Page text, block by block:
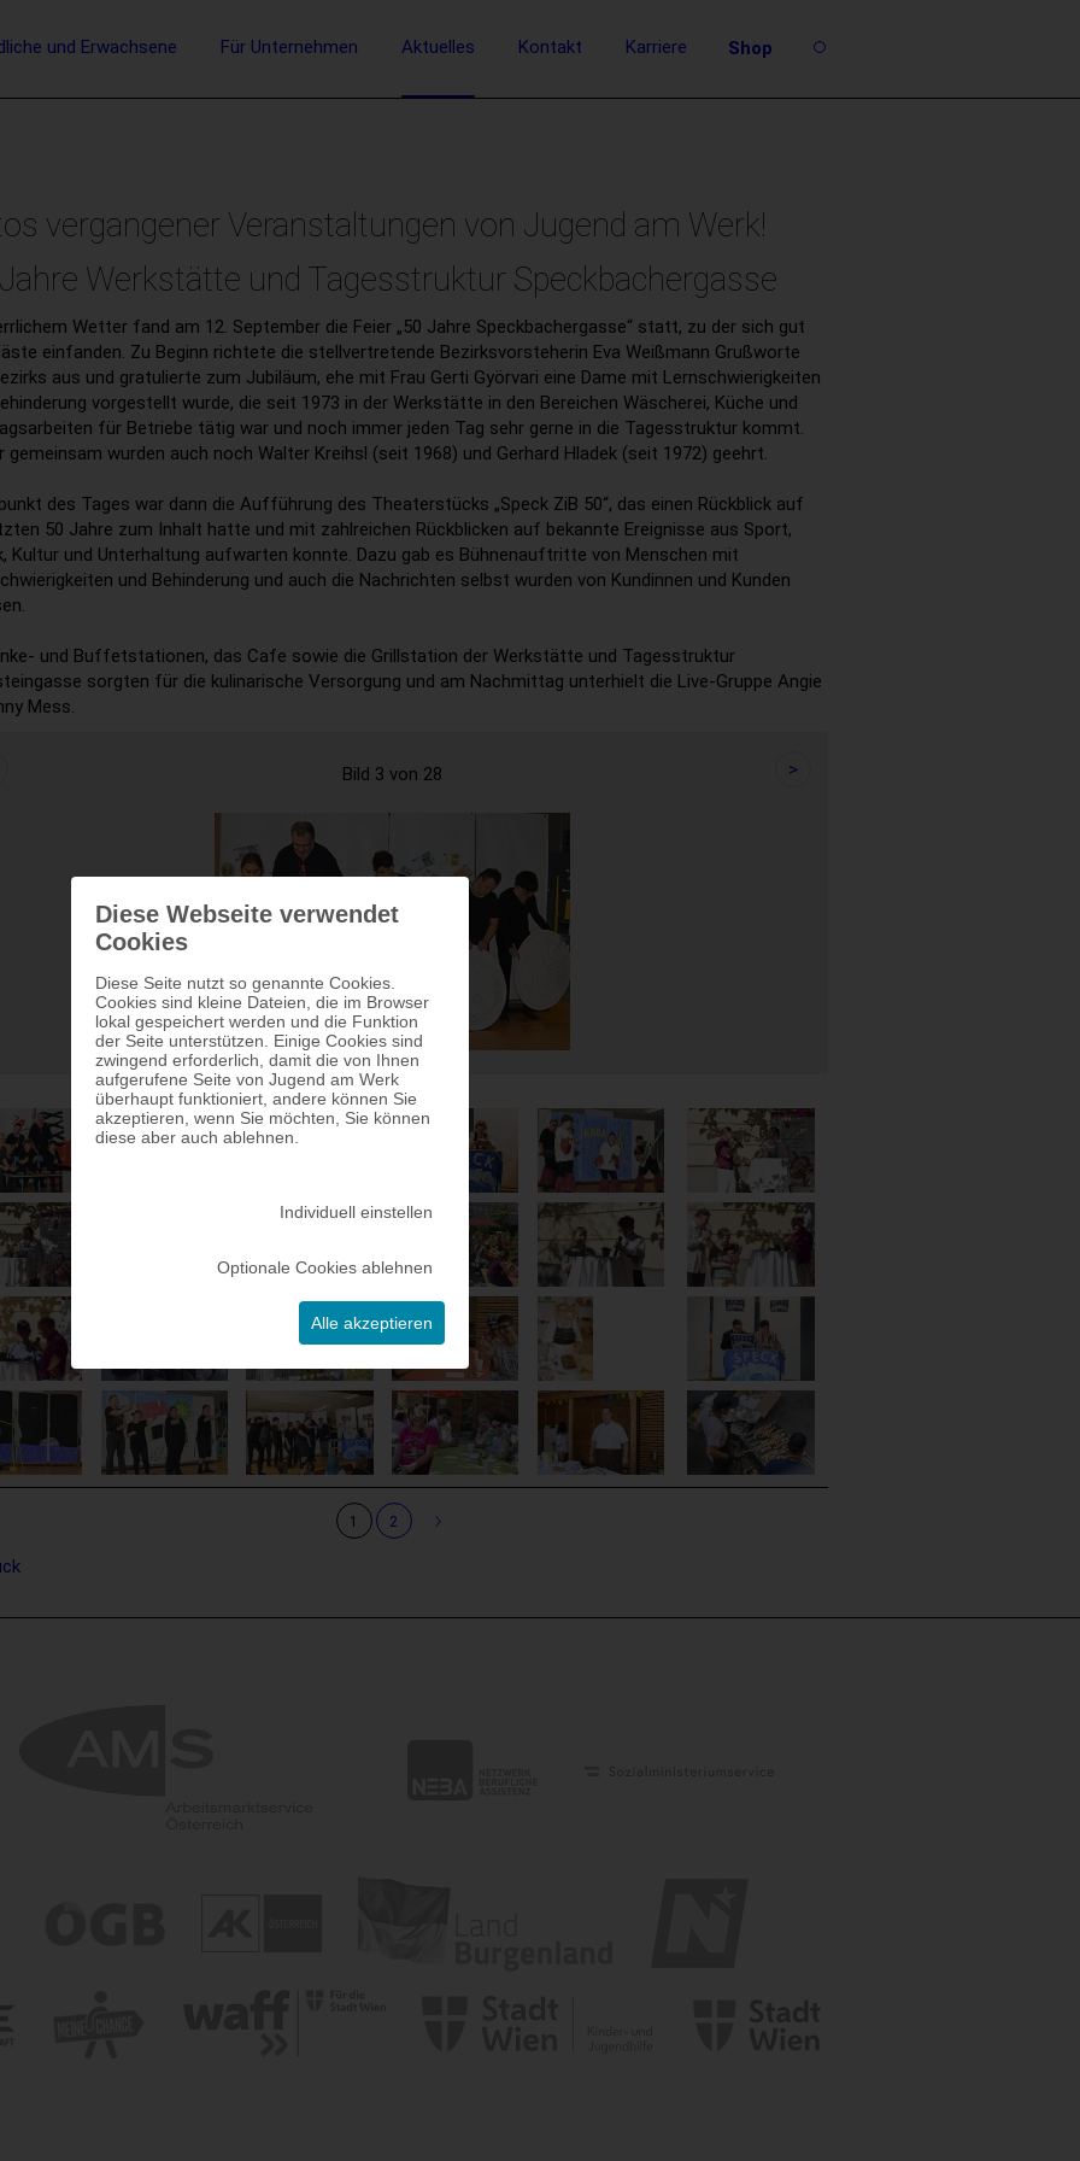
Diese Webseite verwendet
Cookies
Diese Seite nutzt so genannte Cookies.
Cookies sind kleine Dateien, die im Browser
lokal gespeichert werden und die Funktion
der Seite unterstützen. Einige Cookies sind
zwingend erforderlich, damit die von Ihnen
aufgerufene Seite von Jugend am Werk
überhaupt funktioniert, andere können Sie
akzeptieren, wenn Sie möchten, Sie können
diese aber auch ablehnen.
Individuell einstellen
Optionale Cookies ablehnen
Alle akzeptieren
und Erwachsene Für Unternehmen Aktuelles Kontakt Karriere Shop
vergangener Veranstaltungen von Jugend am Werk!
Werkstätte und Tagesstruktur Speckbachergasse
Wetter fand am 12. September die Feier „50 Jahre Speckbachergasse“ statt, zu der sich gut
einfanden. Zu Beginn richtete die stellvertretende Bezirksvorsteherin Eva Weißmann Grußworte
aus und gratulierte zum Jubiläum, ehe mit Frau Gerti Györvari eine Dame mit Lernschwierigkeiten
vorgestellt wurde, die seit 1973 in der Werkstätte in den Bereichen Wäscherei, Küche und
für Betriebe tätig war und noch immer jeden Tag sehr gerne in die Tagesstruktur kommt.
gemeinsam wurden auch noch Walter Kreihsl (seit 1968) und Gerhard Hladek (seit 1972) geehrt.
des Tages war dann die Aufführung des Theaterstücks „Speck ZiB 50“, das einen Rückblick auf
50 Jahre zum Inhalt hatte und mit zahlreichen Rückblicken auf bekannte Ereignisse aus Sport,
Kultur und Unterhaltung aufwarten konnte. Dazu gab es Bühnenauftritte von Menschen mit
und Behinderung und auch die Nachrichten selbst wurden von Kundinnen und Kunden
und Buffetstationen, das Cafe sowie die Grillstation der Werkstätte und Tagesstruktur
sorgten für die kulinarische Versorgung und am Nachmittag unterhielt die Live-Gruppe Angie
Mess.
Bild 3 von 28 >
1 2 ›